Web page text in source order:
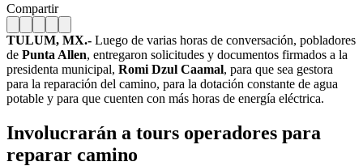
Compartir
TULUM, MX.- Luego de varias horas de conversación, pobladores
de Punta Allen, entregaron solicitudes y documentos firmados a la
presidenta municipal, Romi Dzul Caamal, para que sea gestora
para la reparación del camino, para la dotación constante de agua
potable y para que cuenten con más horas de energía eléctrica.
Involucrarán a tours operadores para
reparar camino